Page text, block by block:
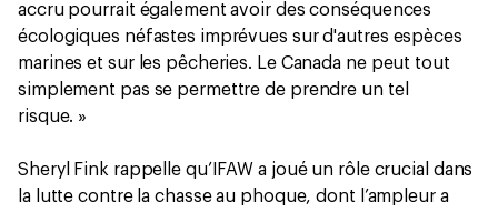
accru pourrait également avoir des conséquences
écologiques néfastes imprévues sur d'autres espèces
marines et sur les pêcheries. Le Canada ne peut tout
simplement pas se permettre de prendre un tel
risque. »
Sheryl Fink rappelle qu’IFAW a joué un rôle crucial dans
la lutte contre la chasse au phoque, dont l’ampleur a